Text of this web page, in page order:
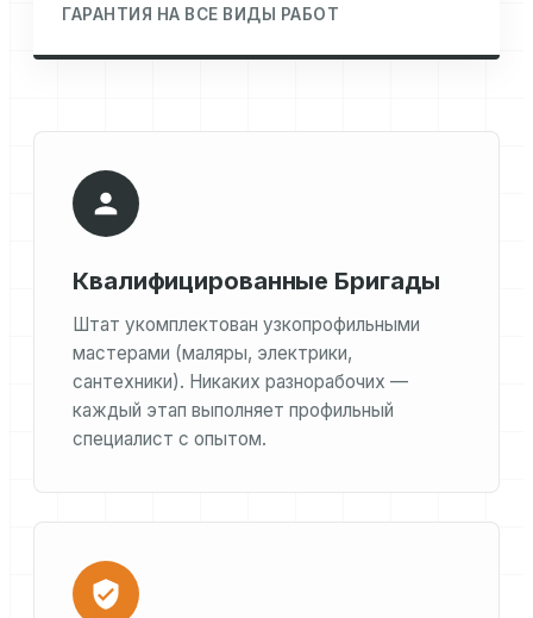
ГАРАНТИЯ НА ВСЕ ВИДЫ РАБОТ
Квалифицированные Бригады
Штат укомплектован узкопрофильными
мастерами (маляры, электрики,
сантехники). Никаких разнорабочих —
каждый этап выполняет профильный
специалист с опытом.